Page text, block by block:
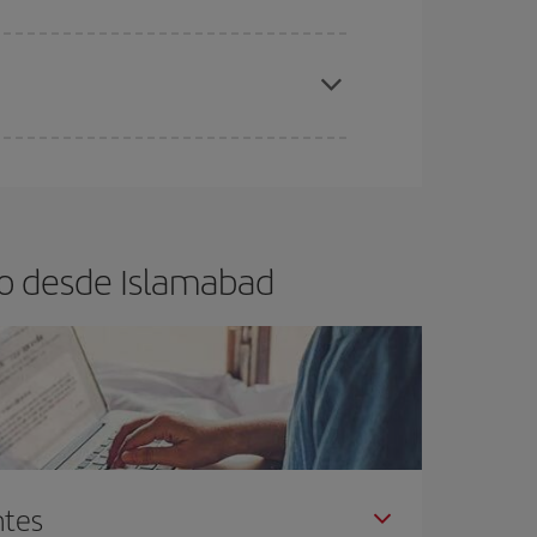
desde Islamabad